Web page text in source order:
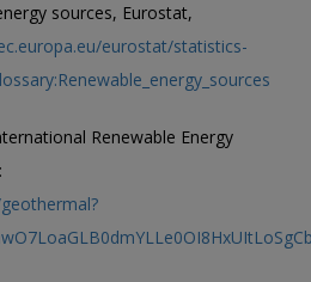
sources, Eurostat,
eurostat/statistics-
Renewable Energy